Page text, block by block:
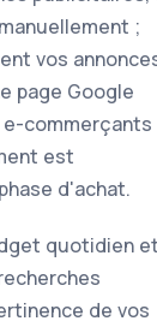
;
vos
page Google
commerçants
est
d'achat.
quotidien et
de vos